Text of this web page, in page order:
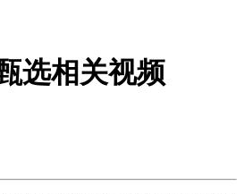
选相关视频